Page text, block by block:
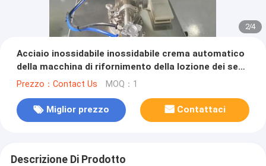
2/4
Acciaio inossidabile inossidabile crema automatico
della macchina di rifornimento della lozione dei semi
di iso
Prezzo：Contact Us MOQ：1
Miglior prezzo Contattaci
Descrizione Di Prodotto